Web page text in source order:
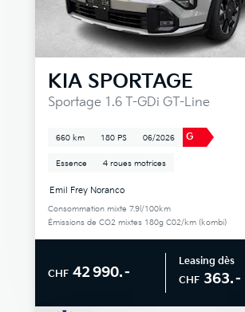
KIA SPORTAGE
Sportage 1.6 T-GDi GT-Line
660 km 180 PS 06/2026 G
Essence 4 roues motrices
Emil Frey Noranco
Consommation mixte 7.9l/100km
Émissions de CO2 mixtes 180g C02/km (kombi)
CHF 42 990.–
Leasing dès
CHF 363.–